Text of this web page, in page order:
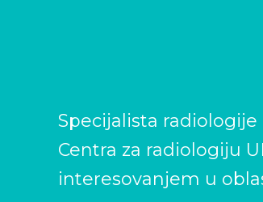
Specijalista
Centra za radiologiju
interesovanjem u